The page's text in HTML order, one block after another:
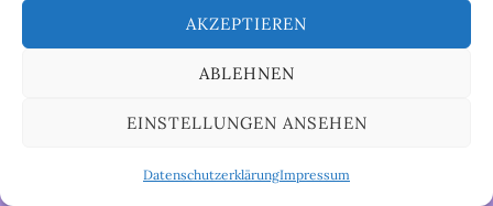
AKZEPTIEREN
ABLEHNEN
EINSTELLUNGEN ANSEHEN
DatenschutzerklärungImpressum